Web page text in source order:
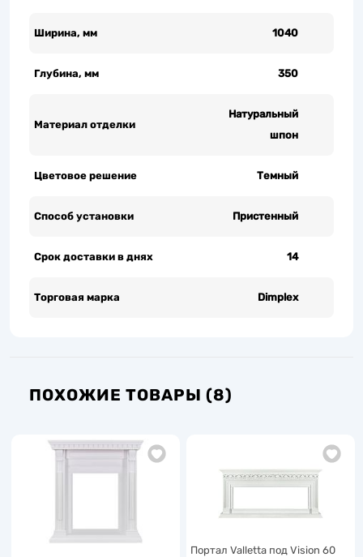
Ширина, мм 1040
Глубина, мм 350
Материал отделки
Натуральный
шпон
Цветовое решение Темный
Способ установки Пристенный
Срок доставки в днях 14
Торговая марка Dimplex
ПОХОЖИЕ ТОВАРЫ (8)
Портал Valletta под Vision 60